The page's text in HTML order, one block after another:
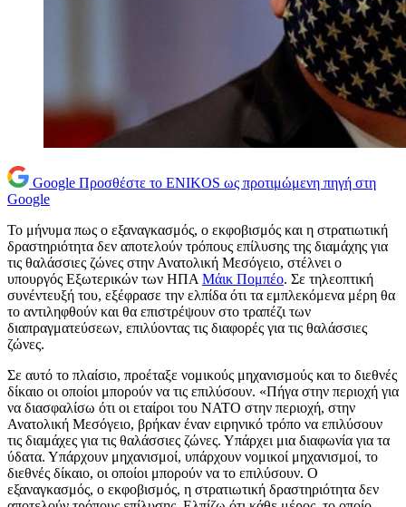
Google Προσθέστε το ENIKOS ως προτιμώμενη πηγή στη
Google
Το μήνυμα πως ο εξαναγκασμός, ο εκφοβισμός και η στρατιωτική
δραστηριότητα δεν αποτελούν τρόπους επίλυσης της διαμάχης για
τις θαλάσσιες ζώνες στην Ανατολική Μεσόγειο, στέλνει ο
υπουργός Εξωτερικών των ΗΠΑ Μάικ Πομπέο. Σε τηλεοπτική
συνέντευξή του, εξέφρασε την ελπίδα ότι τα εμπλεκόμενα μέρη θα
το αντιληφθούν και θα επιστρέψουν στο τραπέζι των
διαπραγματεύσεων, επιλύοντας τις διαφορές για τις θαλάσσιες
ζώνες.
Σε αυτό το πλαίσιο, προέταξε νομικούς μηχανισμούς και το διεθνές
δίκαιο οι οποίοι μπορούν να τις επιλύσουν. «Πήγα στην περιοχή για
να διασφαλίσω ότι οι εταίροι του ΝΑΤΟ στην περιοχή, στην
Ανατολική Μεσόγειο, βρήκαν έναν ειρηνικό τρόπο να επιλύσουν
τις διαμάχες για τις θαλάσσιες ζώνες. Υπάρχει μια διαφωνία για τα
ύδατα. Υπάρχουν μηχανισμοί, υπάρχουν νομικοί μηχανισμοί, το
διεθνές δίκαιο, οι οποίοι μπορούν να το επιλύσουν. Ο
εξαναγκασμός, ο εκφοβισμός, η στρατιωτική δραστηριότητα δεν